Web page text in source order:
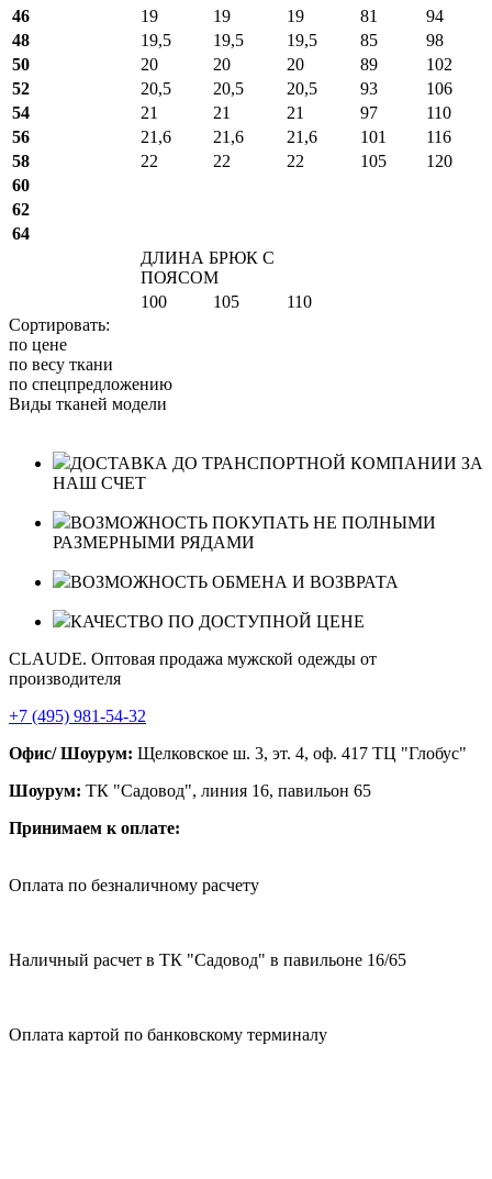
46
19 19 19 81
94
48
19,5 19,5 19,5 85
98
50
20 20 20 89
102
52
20,5 20,5 20,5 93
106
54
21 21 21 97
110
56
21,6 21,6 21,6 101
116
58
22 22 22 105
120
60
62
64
ДЛИНА БРЮК С
ПОЯСОМ
100
105
110
Сортировать:
по цене
по весу ткани
по спецпредложению
Виды тканей модели
ДОСТАВКА ДО ТРАНСПОРТНОЙ КОМПАНИИ ЗА
НАШ СЧЕТ
ВОЗМОЖНОСТЬ ПОКУПАТЬ НЕ ПОЛНЫМИ
РАЗМЕРНЫМИ РЯДАМИ
ВОЗМОЖНОСТЬ ОБМЕНА И ВОЗВРАТА
КАЧЕСТВО ПО ДОСТУПНОЙ ЦЕНЕ
CLAUDE. Оптовая продажа мужской одежды от
производителя
+7 (495) 981-54-32
Офис/ Шоурум: Щелковское ш. 3, эт. 4, оф. 417 ТЦ "Глобус"
Шоурум: ТК "Садовод", линия 16, павильон 65
Принимаем к оплате:
Оплата по безналичному расчету
Наличный расчет в ТК "Садовод" в павильоне 16/65
Оплата картой по банковскому терминалу